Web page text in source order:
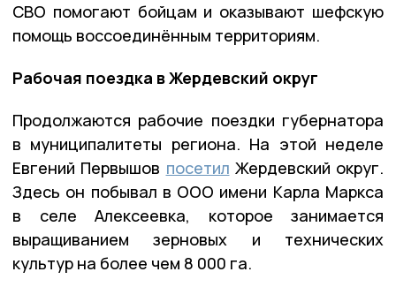
СВО помогают бойцам и оказывают шефскую
помощь воссоединённым территориям.
Рабочая поездка в Жердевский округ
Продолжаются рабочие поездки губернатора
в муниципалитеты региона. На этой неделе
Евгений Первышов посетил Жердевский округ.
Здесь он побывал в ООО имени Карла Маркса
в селе Алексеевка, которое занимается
выращиванием зерновых и технических
культур на более чем 8 000 га.